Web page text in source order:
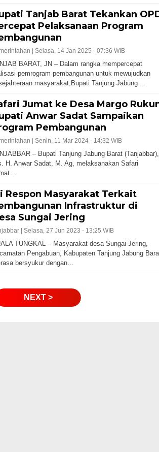
Tanjab Barat Tekankan
Pelaksanaan Program
| Selasa, 14 Jan 2025 - 07:36 WIB
BARAT, JN – Dalam rangka mempercepat
pemrogram pembangunan untuk mewujudkan
masyarakat,Bupati Tanjung Jabung…
Jumat ke Desa Margo
Anwar Sadat Sampaikan
Pembangunan
| Senin, 11 Mar 2024 - 14:32 WIB
– Bupati Tanjung Jabung Barat (Tanjabbar),
H. Anwar Sadat, M. Ag, melaksanakan Safari
Respon Masyarakat Terkait
Infrastruktur di
Sungai Jering
| Selasa, 27 Jun 2023 - 13:25 WIB
TUNGKAL – Masyarakat desa Sungai Jering,
Pengabuan, Kabupaten Tanjung Jabung
bersyukur dengan…
NEXT >